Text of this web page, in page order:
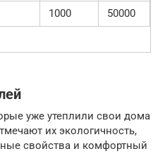
1000
50000
уже утеплили свои дома
их экологичность,
свойства и комфортный